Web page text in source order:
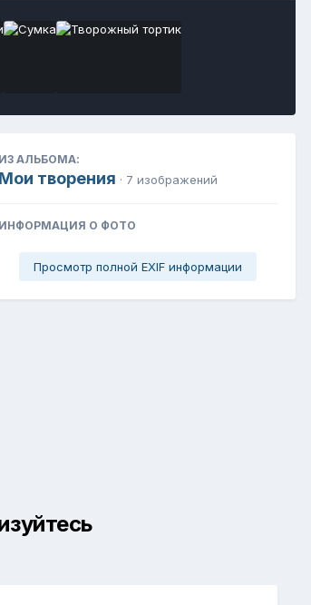
ИЗ АЛЬБОМА:
Мои творения · 7 изображений
ИНФОРМАЦИЯ О ФОТО
Просмотр полной EXIF информации